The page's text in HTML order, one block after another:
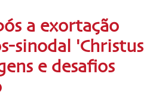
a exortação
sinodal 'Christus
e desafios